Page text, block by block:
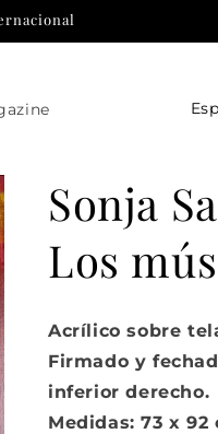
o
m
a
Sonja
Los
Acrílico sobre
Firmado y
inferior derecho.
Medidas: 73 x 92